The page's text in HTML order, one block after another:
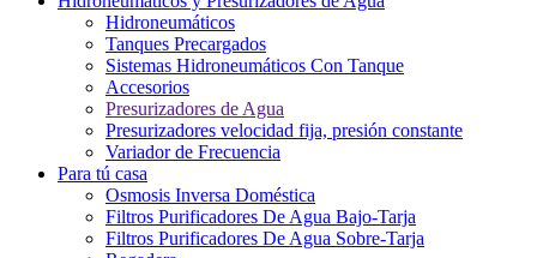
Hidroneumáticos
Tanques Precargados
Sistemas Hidroneumáticos Con Tanque
Accesorios
Presurizadores de Agua
Presurizadores velocidad fija, presión constante
Variador de Frecuencia
Para tú casa
Osmosis Inversa Doméstica
Filtros Purificadores De Agua Bajo-Tarja
Filtros Purificadores De Agua Sobre-Tarja